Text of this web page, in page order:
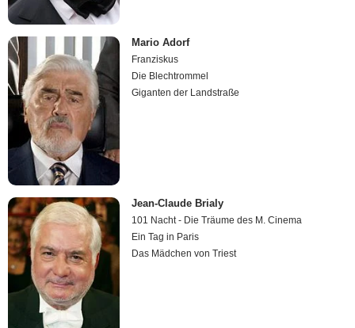
Mario Adorf
Franziskus
Die Blechtrommel
Giganten der Landstraße
Jean-Claude Brialy
101 Nacht - Die Träume des M. Cinema
Ein Tag in Paris
Das Mädchen von Triest